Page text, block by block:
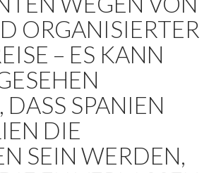
ORGANISIERTER
– ES KANN
SPANIEN
DIE
SEIN WERDEN,